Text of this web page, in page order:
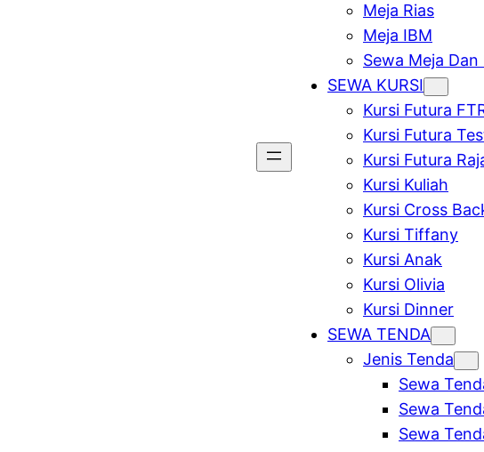
Meja Rias
Meja IBM
Sewa Meja
SEWA KURSI
Kursi Futura
Kursi Futura
Kursi Futura
Kursi Kuliah
Kursi Cross
Kursi Tiffany
Kursi Anak
Kursi Olivia
Kursi Dinner
SEWA TENDA
Jenis Tenda
Sewa
Sewa
Sewa